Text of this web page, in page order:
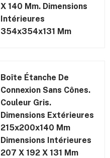
X 140 Mm. Dimensions
Intérieures
354x354x131 Mm
Boîte Étanche De
Connexion Sans Cônes.
Couleur Gris.
Dimensions Extérieures
215x200x140 Mm
Dimensions Intérieures
207 X 192 X 131 Mm